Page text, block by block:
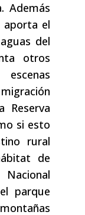
Además
aporta el
del
otros
Reserva
si esto
rural
de
parque